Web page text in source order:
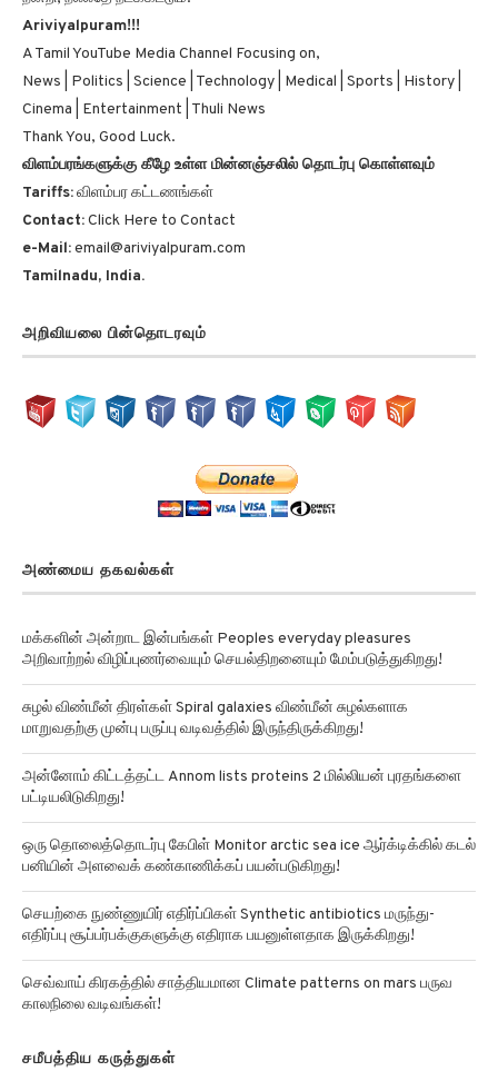
நன்றி, நல்லதே நடக்கட்டும்.
Ariviyalpuram!!!
A Tamil YouTube Media Channel Focusing on,
News | Politics | Science | Technology | Medical | Sports | History |
Cinema | Entertainment | Thuli News
Thank You, Good Luck.
விளம்பரங்களுக்கு கீழே உள்ள மின்னஞ்சலில் தொடர்பு கொள்ளவும்
விளம்பர கட்டணங்கள்
email@ariviyalpuram.com
Tamilnadu, India.
அறிவியலை பின்தொடரவும்
அண்மைய தகவல்கள்
மக்களின் அன்றாட இன்பங்கள் Peoples everyday pleasures
அறிவாற்றல் விழிப்புணர்வையும் செயல்திறனையும் மேம்படுத்துகிறது!
சுழல் விண்மீன் திரள்கள் Spiral galaxies விண்மீன் சுழல்களாக
மாறுவதற்கு முன்பு பருப்பு வடிவத்தில் இருந்திருக்கிறது!
அன்னோம் கிட்டத்தட்ட Annom lists proteins 2 மில்லியன் புரதங்களை
பட்டியலிடுகிறது!
ஒரு தொலைத்தொடர்பு கேபிள் Monitor arctic sea ice ஆர்க்டிக்கில் கடல்
பனியின் அளவைக் கண்காணிக்கப் பயன்படுகிறது!
செயற்கை நுண்ணுயிர் எதிர்ப்பிகள் Synthetic antibiotics மருந்து-
எதிர்ப்பு சூப்பர்பக்குகளுக்கு எதிராக பயனுள்ளதாக இருக்கிறது!
செவ்வாய் கிரகத்தில் சாத்தியமான Climate patterns on mars பருவ
காலநிலை வடிவங்கள்!